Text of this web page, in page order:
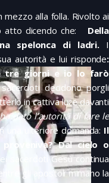
alla folla. Rivolto ai
atto dicendo che: Della
spelonca di ladri. I
autorità e lui risponde:
tre giorni e io lo farò
decidono porgli
in cattiva luce davanti
dato l’autorità di fare le
una ulteriore domanda: Il
Dal cielo o
sacerdoti Gesù continua
gli apostoli mimano la